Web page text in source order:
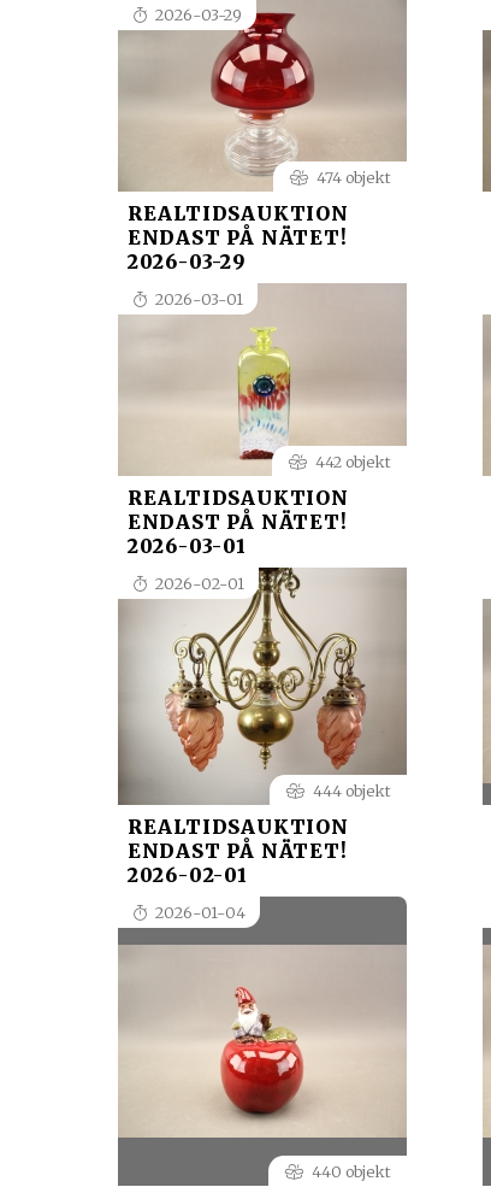
2026-03-29
474 objekt
REALTIDSAUKTION
ENDAST PÅ NÄTET!
2026-03-29
2026-03-01
442 objekt
REALTIDSAUKTION
ENDAST PÅ NÄTET!
2026-03-01
2026-02-01
444 objekt
REALTIDSAUKTION
ENDAST PÅ NÄTET!
2026-02-01
2026-01-04
440 objekt